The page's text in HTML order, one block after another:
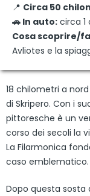
📍 Circa 50
🚗 In auto: circa 1
Cosa scoprire/
Avliotes e la
18 chilometri a
di Skripero. Con i
pittoresche è un
corso dei secoli la
La Filarmonica
caso emblematico.
Dopo questa